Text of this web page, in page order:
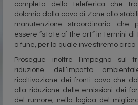
completa della teleferica che
dolomia dalla cava di Zone allo
manutenzione straordinaria che
essere “state of the art” in termini
a fune, per la quale investiremo circa
Prosegue inoltre l’impegno sul
riduzione dell’impatto
ricoltivazione dei fronti cava che
alla riduzione delle emissioni dei
del rumore, nella logica del